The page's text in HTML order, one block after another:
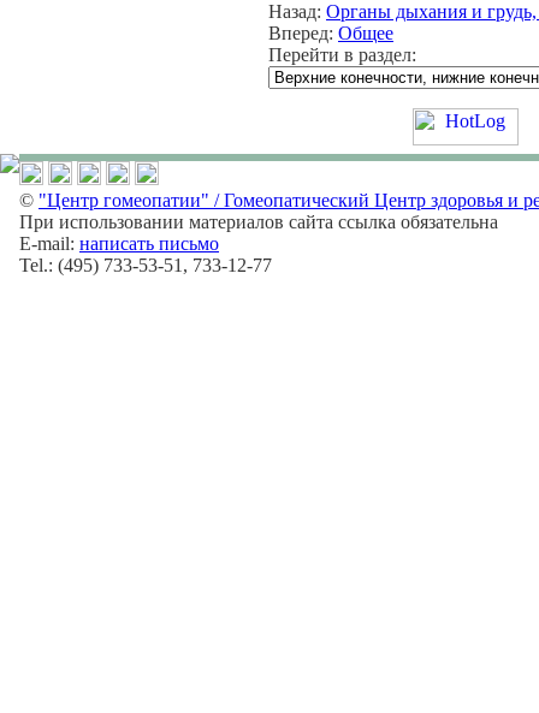
Назад: Органы дыхания и
Вперед: Общее
Перейти в раздел:
© "Центр гомеопатии" / Гомеопатический Центр здоровья и
При использовании материалов сайта ссылка обязательна
E-mail: написать письмо
Tel.: (495) 733-53-51, 733-12-77